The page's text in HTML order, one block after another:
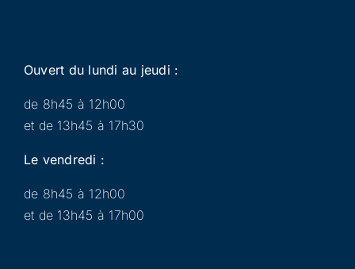
Ouvert du lundi au jeudi :
de 8h45 à 12h00
et de 13h45 à 17h30
Le vendredi :
de 8h45 à 12h00
et de 13h45 à 17h00